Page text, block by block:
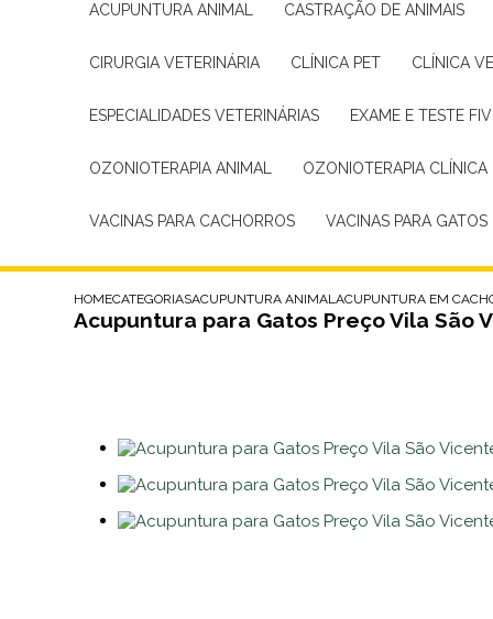
ACUPUNTURA ANIMAL CASTRAÇÃO DE ANIMAIS
CIRURGIA VETERINÁRIA CLÍNICA PET CLÍNICA
ESPECIALIDADES VETERINÁRIAS EXAME E TESTE
OZONIOTERAPIA ANIMAL OZONIOTERAPIA CLÍNICA
VACINAS PARA CACHORROS VACINAS PARA GATOS
HOMECATEGORIASACUPUNTURA ANIMALACUPUNTURA EM
Acupuntura para Gatos Preço Vila São